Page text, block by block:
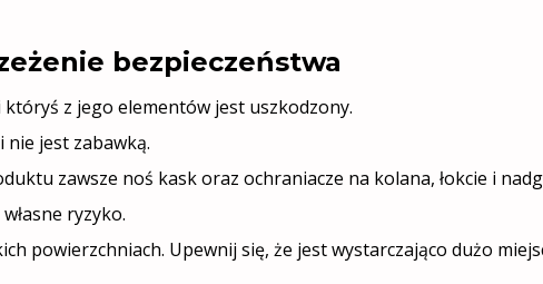
bezpieczeństwa
z jego elementów jest uszkodzony.
nie jest zabawką.
zawsze noś kask oraz ochraniacze na kolana, łokcie i
ryzyko.
powierzchniach. Upewnij się, że jest wystarczająco dużo